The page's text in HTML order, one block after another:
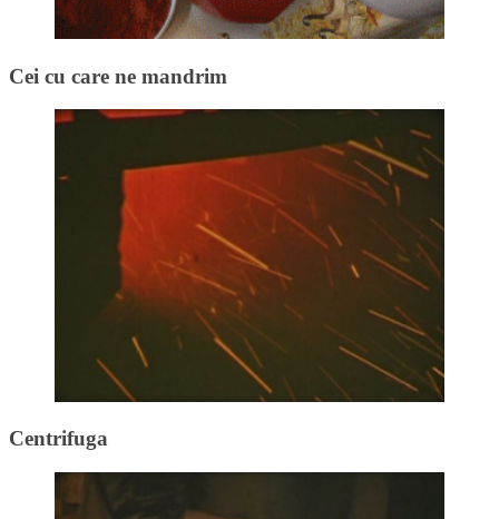
Cei cu care ne mandrim
Centrifuga